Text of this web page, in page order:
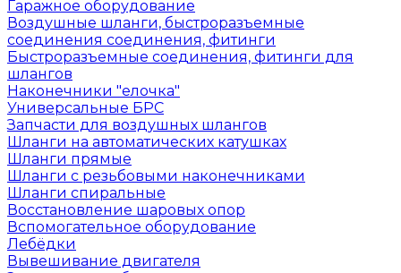
Гаражное оборудование
Воздушные шланги, быстроразъемные
соединения соединения, фитинги
Быстроразъемные соединения, фитинги для
шлангов
Наконечники "елочка"
Универсальные БРС
Запчасти для воздушных шлангов
Шланги на автоматических катушках
Шланги прямые
Шланги с резьбовыми наконечниками
Шланги спиральные
Восстановление шаровых опор
Вспомогательное оборудование
Лебёдки
Вывешивание двигателя